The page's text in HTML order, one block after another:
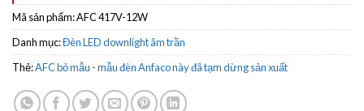
Mã sản phẩm:AFC 417V-12W
Danh mục:Đèn LED downlight âm trần
Thẻ:AFC bỏ mẫu - mẫu đèn Anfaco này đã tạm dừng sản xuất